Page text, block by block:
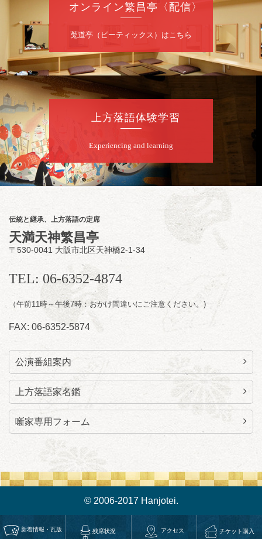
新着情報・瓦版 残席状況 アクセス チケット購入
8月 9 日（日）
昼席：番組案内
桂二豆／露の瑞／桂きん太郎／いわみせいじ
（似顔絵）／桂三扇／桂文太～仲入～笑福亭
笑利／笑福亭仁福／幸助福助（漫才）／桂春
若
8月9日（日）
らららのらくご会④
桂雀太「まんじゅうこわい」／桂三度「青
菜」／桂三実「ミュージック野菜ステーショ
ン」／桂九ノ一「胴乱の幸助」／代走みつく
に「なんのこっちゃねんあれこれ」
開演：午後6時（5時30分開場）全席指定
前売3,000円 当日3,500円
お問合せ：らららのらくご会予約事務局
090-6976-1777 email：
lalalanorakugo@gmail.com
オンライン繁昌亭〈配信〉
莵道亭（ピーティックス）はこちら
上方落語体験学習
Experiencing and learning
伝統と継承、上方落語の定席
天満天神繁昌亭
〒530-0041 大阪市北区天神橋2-1-34
TEL: 06-6352-4874
（午前11時～午後7時：おかけ間違いにご注意ください。)
FAX: 06-6352-5874
公演番組案内
上方落語家名鑑
噺家専用フォーム
© 2006-2017 Hanjotei.